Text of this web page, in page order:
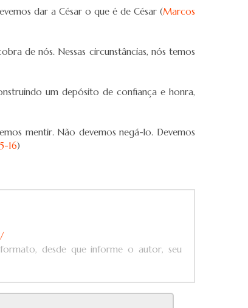
dar a César o que é de César (Marcos
de nós. Nessas circunstâncias, nós temos
um depósito de confiança e honra,
mentir. Não devemos negá-lo. Devemos
16)
desde que informe o autor, seu